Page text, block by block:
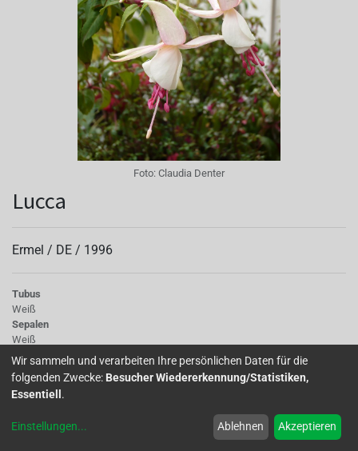
Foto: Claudia Denter
Lucca
Ermel / DE / 1996
Tubus
Weiß
Sepalen
Weiß
Korolle/Petalen
Weiß
Knospe/Blüte
einfach
kräftiges Grün
Wir sammeln und verarbeiten Ihre persönlichen Daten für die
folgenden Zwecke: Besucher Wiedererkennung/Statistiken,
Essentiell .
Einstellungen... Ablehnen Akzeptieren